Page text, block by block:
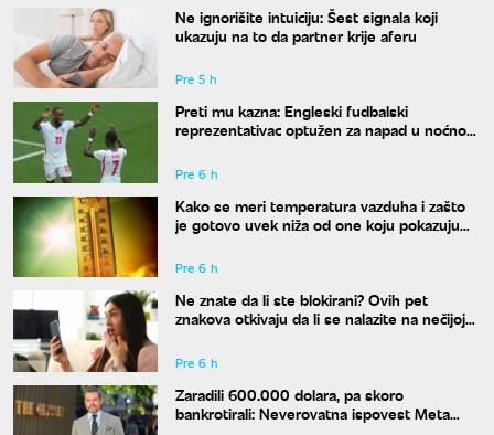
Ne ignorišite intuiciju: Šest signala koji
ukazuju na to da partner krije aferu
Pre 5 h
Preti mu kazna: Engleski fudbalski
reprezentativac optužen za napad u noćnom
Pre 6 h
Kako se meri temperatura vazduha i zašto
je gotovo uvek niža od one koju pokazuju
Pre 6 h
Ne znate da li ste blokirani? Ovih pet
znakova otkivaju da li se nalazite na nečijoj
Pre 6 h
Zaradili 600.000 dolara, pa skoro
bankrotirali: Neverovatna ispovest Meta